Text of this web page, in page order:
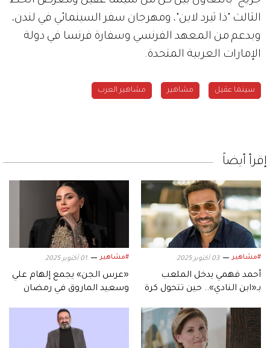
الثالث "ذا ثيرد لاين"، ومهرجان سفر السينمائي في لندن،
وبدعم من المعهد الفرنسي وسفارة فرنسا في دولة
الإمارات العربية المتحدة.
سينما عقيل مشاهير مشاهير العرب
إقرأ أيضاً
#مشاهير 03 أكتوبر 2025
أحمد فهمي يدخل الملعب
بـ«ابن النادي».. حين تتحول كرة
#مشاهير 01 أكتوبر 2025
«عرس الجن» يجمع إلهام علي
وسعيد الماروق في رمضان